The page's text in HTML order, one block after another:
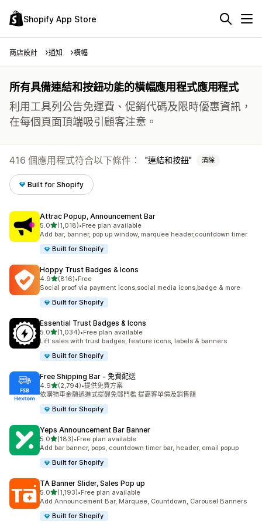
Shopify App Store
商店設計 通知 橫幅
所有具備連結和按鈕功能的橫幅應用程式應用程式
利用工具列公告免運費、促銷代碼及限時優惠資訊，
在每個頁面頂端吸引顧客注意。
416 個應用程式符合以下條件： 連結和按鈕 清除
Built for Shopify
Attrac Popup, Announcement Bar
5.0滿分 5 顆星
(1,018)
共有 1018 則評價
•Free plan available
Add bar, banner, pop up window, marquee header,countdown timer
Built for Shopify
Hoppy Trust Badges & Icons
4.9滿分 5 顆星
(816)
共有 816 則評價
•Free
Social proof via payment icons,social media icons,badge & more
Built for Shopify
Essential Trust Badges & Icons
5.0滿分 5 顆星
(1,034)
共有 1034 則評價
•Free plan available
Lift sales with trust badges, feature icons, labels & banners
Built for Shopify
Free Shipping Bar ‑ 免費配送
4.9滿分 5 顆星
(2,794)
共有 2794 則評價
•提供免費方案
依購物車金額遞進式提醒免郵門檻 提高客單價及銷售額
Built for Shopify
Yeps Announcement Bar Banner
5.0滿分 5 顆星
(183)
共有 183 則評價
•Free plan available
Add bar banner, pops, countdown timer bar, header, email popup
Built for Shopify
TA Banner Slider, Sales Pop up
5.0滿分 5 顆星
(1,193)
共有 1193 則評價
•Free plan available
Add Announcement Bar, Marquee, Countdown, Carousel Banners
Built for Shopify